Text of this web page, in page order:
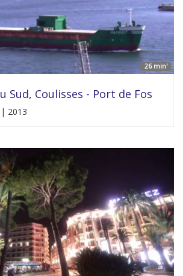
26 min'
Sud, Coulisses - Port de Fos
2013